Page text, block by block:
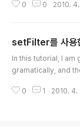
가지로 수동으로 입력
다. 특히 설정안에 있는
APN정보도 같이 삭제
할 사유 사용자가 임
0 0 2010. 4.
setFilter를 사용
In this tutorial, I
gramatically, and
e code is,
0 1 2010. 4.